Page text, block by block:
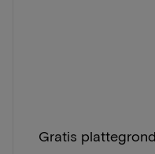
Gratis plattegrond